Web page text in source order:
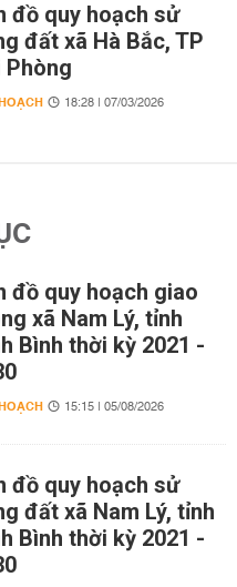
đồ quy hoạch sử
đất xã Hà Bắc, TP
Phòng
18:28 | 07/03/2026
đồ quy hoạch giao
xã Nam Lý, tỉnh
Bình thời kỳ 2021 -
15:15 | 05/08/2026
đồ quy hoạch sử
đất xã Nam Lý, tỉnh
Bình thời kỳ 2021 -